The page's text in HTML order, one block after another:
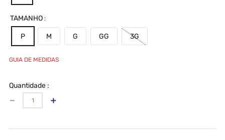
TAMANHO
P M G GG 3G
GUIA DE MEDIDAS
Quantidade
＋
－